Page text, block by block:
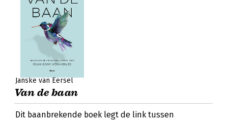
Janske van Eersel
Van de baan
Dit baanbrekende boek legt de link tussen